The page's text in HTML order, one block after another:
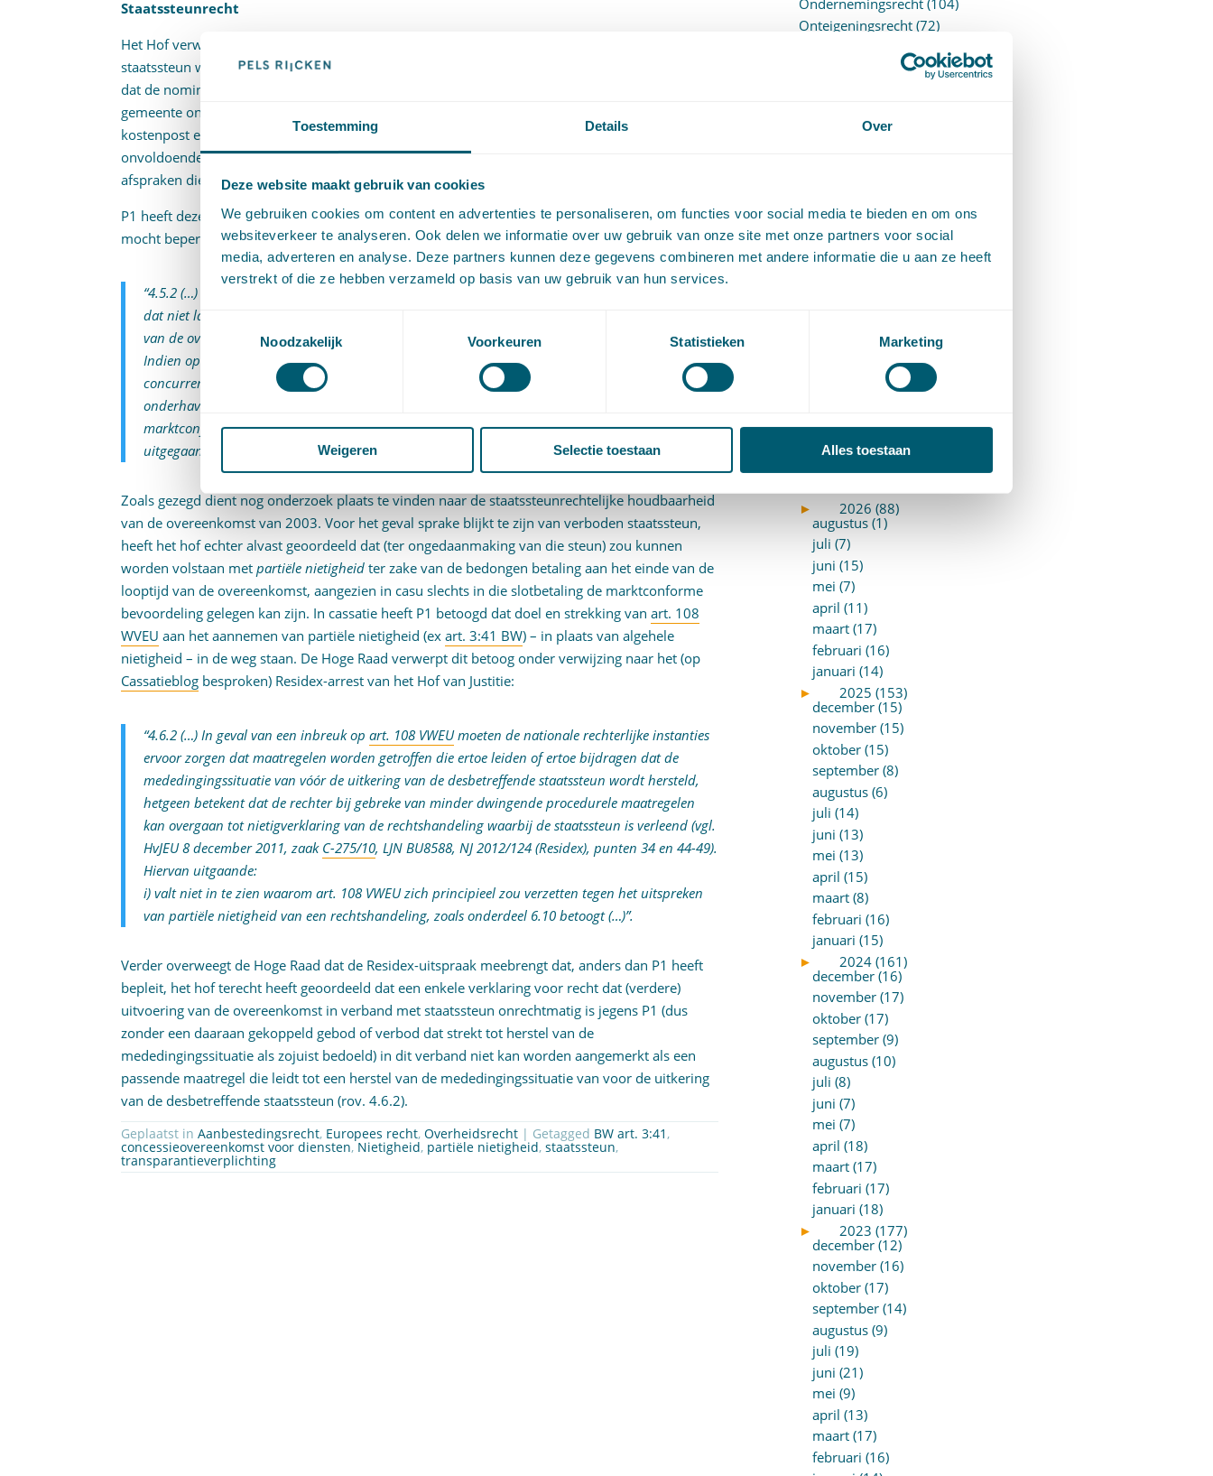
Toestemming Details Over
Deze website maakt gebruik van cookies
We gebruiken cookies om content en advertenties te personaliseren, om functies voor social media te bieden en om ons
websiteverkeer te analyseren. Ook delen we informatie over uw gebruik van onze site met onze partners voor social
media, adverteren en analyse. Deze partners kunnen deze gegevens combineren met andere informatie die u aan ze heeft
verstrekt of die ze hebben verzameld op basis van uw gebruik van hun services.
Toestemmingsselectie
Noodzakelijk
Voorkeuren Statistieken Marketing
Weigeren Selectie toestaan Alles toestaan
Staatssteunrecht
Het Hof verwierp ook het betoog van P1 dat in de oude overeenkomsten (uit de jaren 70 en 80)
staatssteun was vervat. Daartoe overwoog het hof onder meer (i) dat niet is gesteld of gebleken
dat de nominale huur die toen werd afgesproken niet marktconform zou zijn, (ii) dat de
gemeente onweersproken heeft gesteld dat in die tijd “parkeren” door gemeenten vooral als een
kostenpost en niet als een potentieel lucratieve inkomstenbron werd gezien en (iii) dat
onvoldoende aannemelijk is geworden dat in de perceptie van destijds sprake was van
afspraken die als concurrentievervalsing werden gezien.
P1 heeft deze oordelen in cassatie bestreden met de klacht dat het hof zijn onderzoek niet
mocht beperken tot het moment van het sluiten van de overeenkomsten. Deze klacht faalt:
“4.5.2 (…) Voor de beantwoording van de vraag of bij een overeenkomst een voordeel is verstrekt
dat niet langs normale commerciële weg zou zijn verkregen, zijn de ten tijde van het aangaan
van de overeenkomst kenbare marktsituatie en voorzienbare marktontwikkelingen bepalend.
Indien op het moment van sluiten van die overeenkomst geen sprake is van verstoring van de
concurrentieverhoudingen, brengt de omstandigheid dat een op een later tijdstip – zoals in het
onderhavige geval 2003 – onder dezelfde voorwaarden gesloten overeenkomst niet
marktconform zou zijn, dus niet mee dat alsnog van een zodanige verstoring moet worden
uitgegaan.”
Zoals gezegd dient nog onderzoek plaats te vinden naar de staatssteunrechtelijke houdbaarheid
van de overeenkomst van 2003. Voor het geval sprake blijkt te zijn van verboden staatssteun,
heeft het hof echter alvast geoordeeld dat (ter ongedaanmaking van die steun) zou kunnen
worden volstaan metpartiële nietigheid ter zake van de bedongen betaling aan het einde van de
looptijd van de overeenkomst, aangezien in casu slechts in die slotbetaling de marktconforme
bevoordeling gelegen kan zijn. In cassatie heeft P1 betoogd dat doel en strekking vanart. 108
WVEU aan het aannemen van partiële nietigheid (exart. 3:41 BW) – in plaats van algehele
nietigheid – in de weg staan. De Hoge Raad verwerpt dit betoog onder verwijzing naar het (op
Cassatieblog besproken) Residex-arrest van het Hof van Justitie:
“4.6.2 (…) In geval van een inbreuk opart. 108 VWEUmoeten de nationale rechterlijke instanties
ervoor zorgen dat maatregelen worden getroffen die ertoe leiden of ertoe bijdragen dat de
mededingingssituatie van vóór de uitkering van de desbetreffende staatssteun wordt hersteld,
hetgeen betekent dat de rechter bij gebreke van minder dwingende procedurele maatregelen
kan overgaan tot nietigverklaring van de rechtshandeling waarbij de staatssteun is verleend (vgl.
HvJEU 8 december 2011, zaak C-275/10, LJN BU8588, NJ 2012/124 (Residex), punten 34 en 44-49).
Hiervan uitgaande:
i) valt niet in te zien waarom art. 108 VWEU zich principieel zou verzetten tegen het uitspreken
van partiële nietigheid van een rechtshandeling, zoals onderdeel 6.10 betoogt (…)”.
Verder overweegt de Hoge Raad dat de Residex-uitspraak meebrengt dat, anders dan P1 heeft
bepleit, het hof terecht heeft geoordeeld dat een enkele verklaring voor recht dat (verdere)
uitvoering van de overeenkomst in verband met staatssteun onrechtmatig is jegens P1 (dus
zonder een daaraan gekoppeld gebod of verbod dat strekt tot herstel van de
mededingingssituatie als zojuist bedoeld) in dit verband niet kan worden aangemerkt als een
passende maatregel die leidt tot een herstel van de mededingingssituatie van voor de uitkering
van de desbetreffende staatssteun (rov. 4.6.2).
Geplaatst inAanbestedingsrecht, Europees recht,Overheidsrecht | Getagged BW art. 3:41 ,
concessieovereenkomst voor diensten,Nietigheid, partiële nietigheid,staatssteun,
transparantieverplichting
Ondernemingsrecht(104)
Onteigeningsrecht(72)
(27)
Prejudiciële uitspraken
Proces- en beslagrecht(906)
Strafrecht(12)
Verbintenissenrecht(323)
Verzekeringsrecht(85)
cassatierechtspraak
(14)
Wvggz – Wzd (Wet Bopz
►
2026 (88)
augustus (1)
juli (7)
juni (15)
mei (7)
april (11)
maart (17)
februari (16)
januari (14)
►
2025 (153)
december (15)
november (15)
oktober (15)
september (8)
augustus (6)
juli (14)
juni (13)
mei (13)
april (15)
maart (8)
februari (16)
januari (15)
►
2024 (161)
december (16)
november (17)
oktober (17)
september (9)
augustus (10)
juli (8)
juni (7)
mei (7)
april (18)
maart (17)
februari (17)
januari (18)
►
2023 (177)
december (12)
november (16)
oktober (17)
september (14)
augustus (9)
juli (19)
juni (21)
mei (9)
april (13)
maart (17)
februari (16)